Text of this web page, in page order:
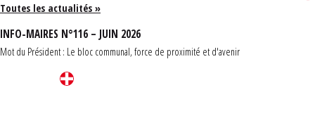
Toutes les actualités »
INFO-MAIRES N°116 – JUIN 2026
Mot du Président : Le bloc communal, force de proximité et d'avenir